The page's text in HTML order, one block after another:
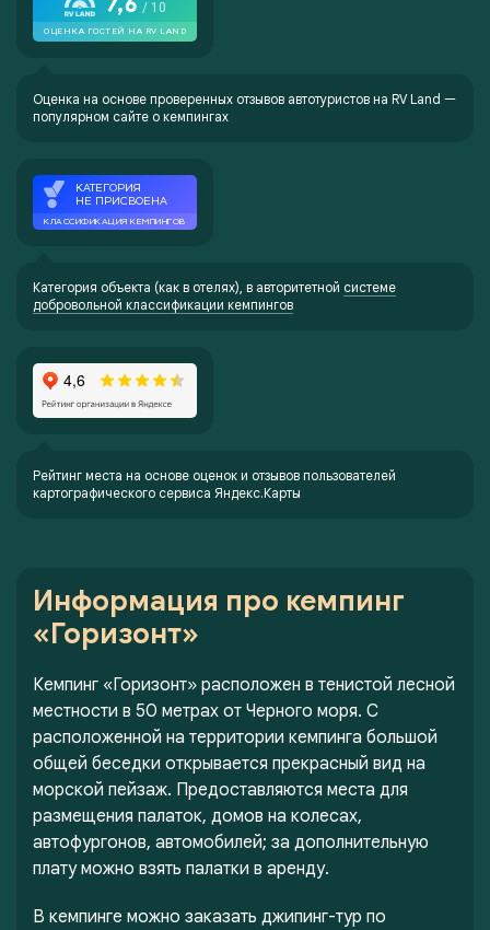
Оценка на основе проверенных отзывов автотуристов на RV Land —
популярном сайте о кемпингах
Категория объекта (как в отелях), в авторитетной системе
добровольной классификации кемпингов
Рейтинг места на основе оценок и отзывов пользователей
картографического сервиса Яндекс.Карты
Информация про кемпинг
«Горизонт»
Кемпинг «Горизонт» расположен в тенистой лесной
местности в 50 метрах от Черного моря. С
расположенной на территории кемпинга большой
общей беседки открывается прекрасный вид на
морской пейзаж. Предоставляются места для
размещения палаток, домов на колесах,
автофургонов, автомобилей; за дополнительную
плату можно взять палатки в аренду.
В кемпинге можно заказать джипинг-тур по